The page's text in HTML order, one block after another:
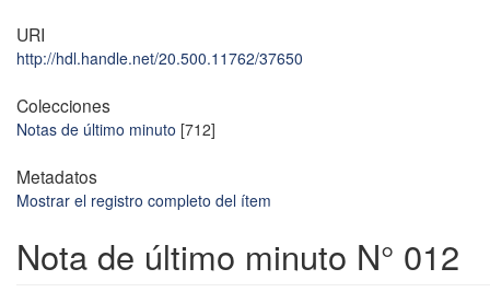
URI
http://hdl.handle.net/20.500.11762/37650
Colecciones
Notas de último minuto [712]
Metadatos
Mostrar el registro completo del ítem
Nota de último minuto N° 012